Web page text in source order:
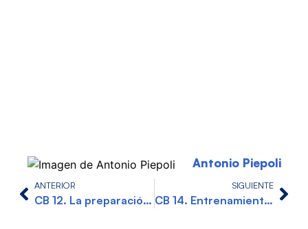
Antonio Piepoli
ANTERIOR
CB 12. La preparación física en el fútbol con Manuel Pombo
SIGUIENTE
CB 14. Entrenamiento durante el embarazo con Lidia Romero